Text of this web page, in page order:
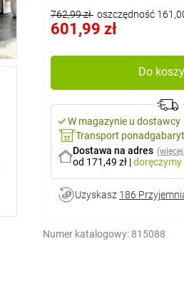
762,99 zł oszczędność
601,99 zł
Do
W magazynie u dostawcy
Transport
Dostawa na adres
od 171,49 zł |doręczymy
Uzyskasz 186
Numer katalogowy: 815088